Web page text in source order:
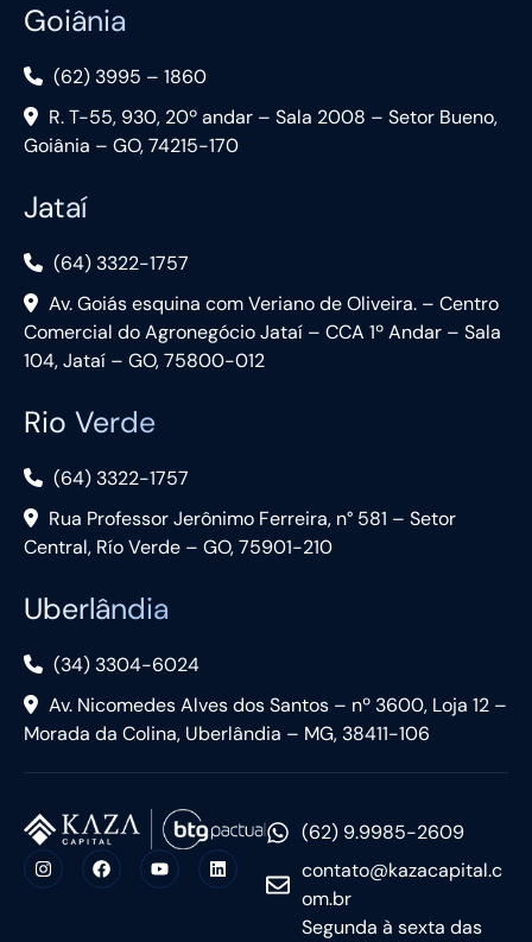
Goiânia
(62) 3995 – 1860
R. T-55, 930, 20º andar – Sala 2008 – Setor Bueno,
Goiânia – GO, 74215-170
Jataí
(64) 3322-1757
Av. Goiás esquina com Veriano de Oliveira. – Centro
Comercial do Agronegócio Jataí – CCA 1º Andar – Sala
104, Jataí – GO, 75800-012
Rio Verde
(64) 3322-1757
Rua Professor Jerônimo Ferreira, n° 581 – Setor
Central, Río Verde – GO, 75901-210
Uberlândia
(34) 3304-6024
Av. Nicomedes Alves dos Santos – nº 3600, Loja 12 –
Morada da Colina, Uberlândia – MG, 38411-106
(62) 9.9985-2609
contato@kazacapital.c
om.br
Segunda à sexta das